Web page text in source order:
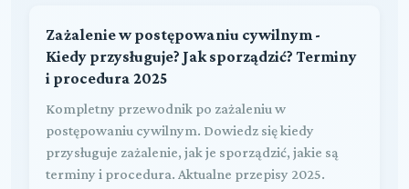
Zażalenie w postępowaniu cywilnym -
Kiedy przysługuje? Jak sporządzić? Terminy
i procedura 2025
Kompletny przewodnik po zażaleniu w
postępowaniu cywilnym. Dowiedz się kiedy
przysługuje zażalenie, jak je sporządzić, jakie są
terminy i procedura. Aktualne przepisy 2025.